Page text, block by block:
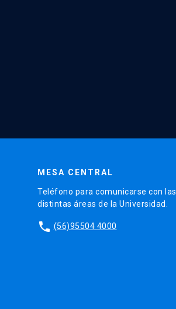
MESA CENTRAL
Teléfono para comunicarse con las
distintas áreas de la Universidad.
phone (56)95504 4000